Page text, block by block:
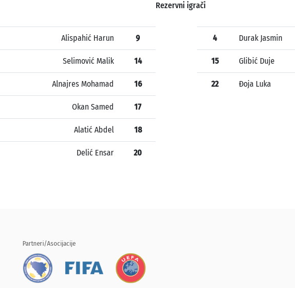
Rezervni igrači
Alispahić Harun 9
Selimović Malik 14
Alnajres Mohamad 16
Okan Samed 17
Alatić Abdel 18
Delić Ensar 20
4 Durak Jasmin
15 Glibić Duje
22 Đoja Luka
Partneri/Asocijacije